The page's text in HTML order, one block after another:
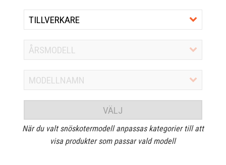
VÄLJ
När du valt snöskotermodell anpassas kategorier till att
visa produkter som passar vald modell